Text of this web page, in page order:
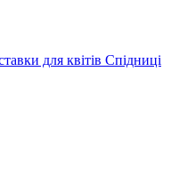
для квітів Спідниці